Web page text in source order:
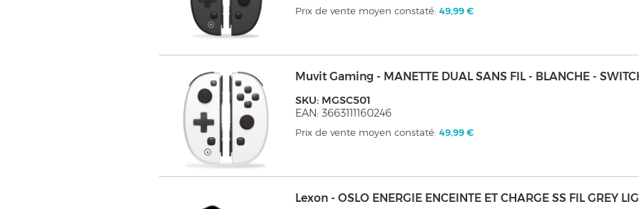
Prix de vente moyen constaté:49,99 €
Muvit Gaming - MANETTE DUAL SANS FIL - BLANCHE -
SKU: MGSC501
EAN: 3663111160246
Prix de vente moyen constaté:49,99 €
Lexon - OSLO ENERGIE ENCEINTE ET CHARGE SS FIL GREY